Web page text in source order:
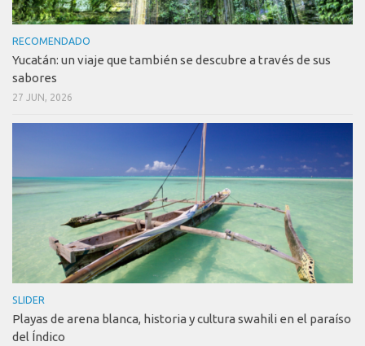
RECOMENDADO
Yucatán: un viaje que también se descubre a través de sus
sabores
27 JUN, 2026
SLIDER
Playas de arena blanca, historia y cultura swahili en el paraíso
del Índico